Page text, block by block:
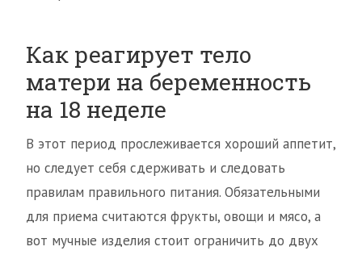
Как реагирует тело
матери на беременность
на 18 неделе
В этот период прослеживается хороший аппетит,
но следует себя сдерживать и следовать
правилам правильного питания. Обязательными
для приема считаются фрукты, овощи и мясо, а
вот мучные изделия стоит ограничить до двух